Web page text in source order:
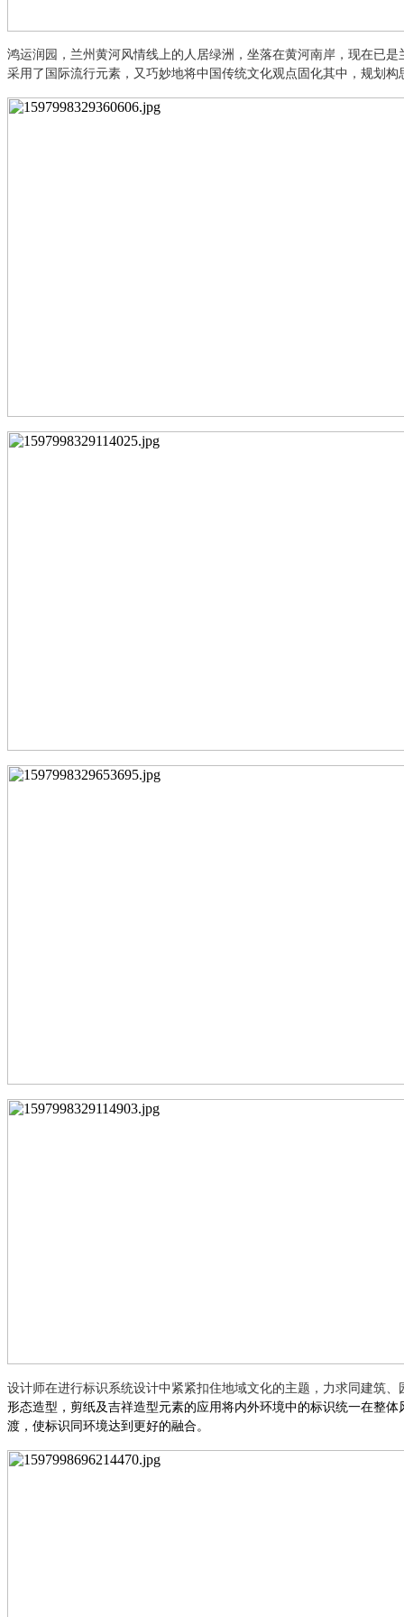
鸿运润园，兰州黄河风情线上的人居绿洲 ， 坐落在黄河南岸，现在已
采用了国际流行元素，又巧妙地将中国传统文化观点固化其中，规划
设计师在进行标识系统设计中紧紧扣住地域文化的主题，力求同建筑
形态造型，剪纸及吉祥造型元素的应用将内外环境中的标识统一在整
渡，使标识同环境达到更好的融合。